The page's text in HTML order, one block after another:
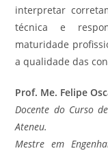
interpretar
técnica e
maturidade
a qualidade das
Prof. Me. Felipe
Docente do Curso
Ateneu.
Mestre em